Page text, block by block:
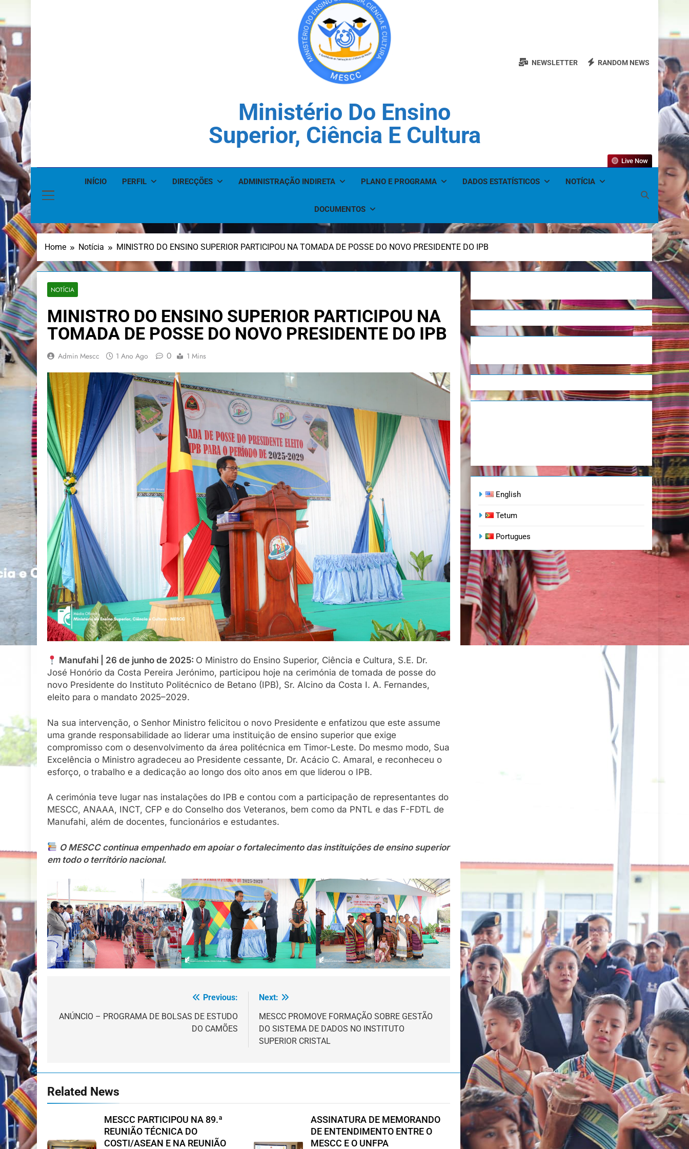
Ministério Do Ensino
Superior, Ciência E Cultura
NEWSLETTER RANDOM NEWS
INÍCIO PERFIL DIRECÇÕES ADMINISTRAÇÃO INDIRETA PLANO E PROGRAMA DADOS ESTATÍSTICOS NOTÍCIA
DOCUMENTOS
Live Now
Home Notícia MINISTRO DO ENSINO SUPERIOR PARTICIPOU NA TOMADA DE POSSE DO NOVO PRESIDENTE DO IPB
NOTÍCIA
MINISTRO DO ENSINO SUPERIOR PARTICIPOU NA
TOMADA DE POSSE DO NOVO PRESIDENTE DO IPB
Admin Mescc 1 Ano Ago 0 1 Mins
Manufahi | 26 de junho de 2025: O Ministro do Ensino Superior, Ciência e Cultura, S.E. Dr.
José Honório da Costa Pereira Jerónimo, participou hoje na cerimónia de tomada de posse do
novo Presidente do Instituto Politécnico de Betano (IPB), Sr. Alcino da Costa I. A. Fernandes,
eleito para o mandato 2025–2029.
Na sua intervenção, o Senhor Ministro felicitou o novo Presidente e enfatizou que este assume
uma grande responsabilidade ao liderar uma instituição de ensino superior que exige
compromisso com o desenvolvimento da área politécnica em Timor-Leste. Do mesmo modo, Sua
Excelência o Ministro agradeceu ao Presidente cessante, Dr. Acácio C. Amaral, e reconheceu o
esforço, o trabalho e a dedicação ao longo dos oito anos em que liderou o IPB.
A cerimónia teve lugar nas instalações do IPB e contou com a participação de representantes do
MESCC, ANAAA, INCT, CFP e do Conselho dos Veteranos, bem como da PNTL e das F-FDTL de
Manufahi, além de docentes, funcionários e estudantes.
O MESCC continua empenhado em apoiar o fortalecimento das instituições de ensino superior
em todo o território nacional.
de
Previous:
ANÚNCIO – PROGRAMA DE BOLSAS DE ESTUDO
DO CAMÕES
Next:
MESCC PROMOVE FORMAÇÃO SOBRE GESTÃO
DO SISTEMA DE DADOS NO INSTITUTO
SUPERIOR CRISTAL
Related News
MESCC PARTICIPOU NA 89.ª
REUNIÃO TÉCNICA DO
COSTI/ASEAN E NA REUNIÃO
ASSINATURA DE MEMORANDO
DE ENTENDIMENTO ENTRE O
MESCC E O UNFPA
English
Tetum
Portugues